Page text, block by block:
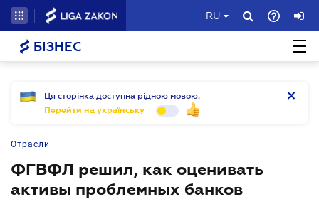
RU
БІЗНЕС
Ця сторінка доступна рідною мовою.
Перейти на українську
Отрасли
ФГВФЛ решил, как оценивать
активы проблемных банков